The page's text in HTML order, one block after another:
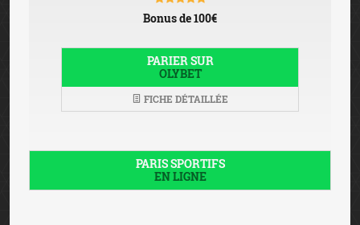
Bonus de 100€
PARIER SUR
OLYBET
FICHE DÉTAILLÉE
PARIS SPORTIFS
EN LIGNE